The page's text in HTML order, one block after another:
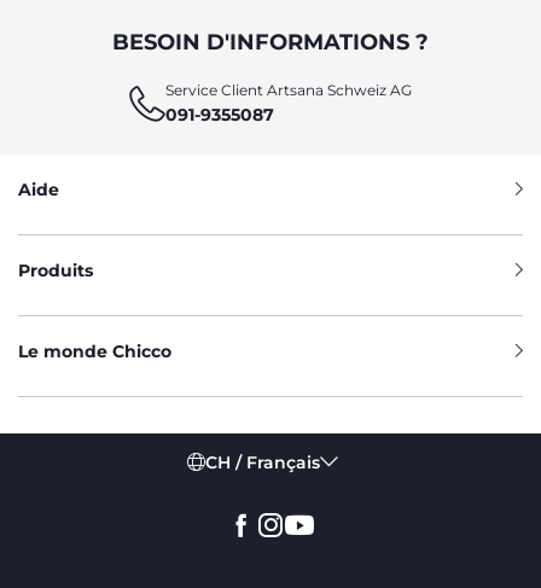
BESOIN D'INFORMATIONS ?
Service Client Artsana Schweiz AG
091-9355087
Aide
Produits
Le monde Chicco
CH / Français